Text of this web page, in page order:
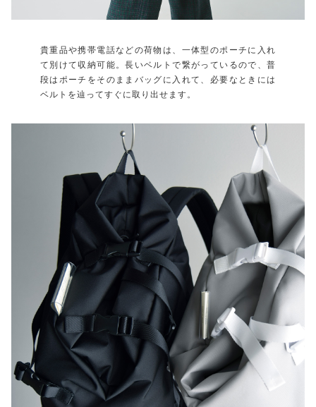
貴重品や携帯電話などの荷物は、一体型のポーチに入れ
て別けて収納可能。長いベルトで繋がっているので、普
段はポーチをそのままバッグに入れて、必要なときには
ベルトを辿ってすぐに取り出せます。